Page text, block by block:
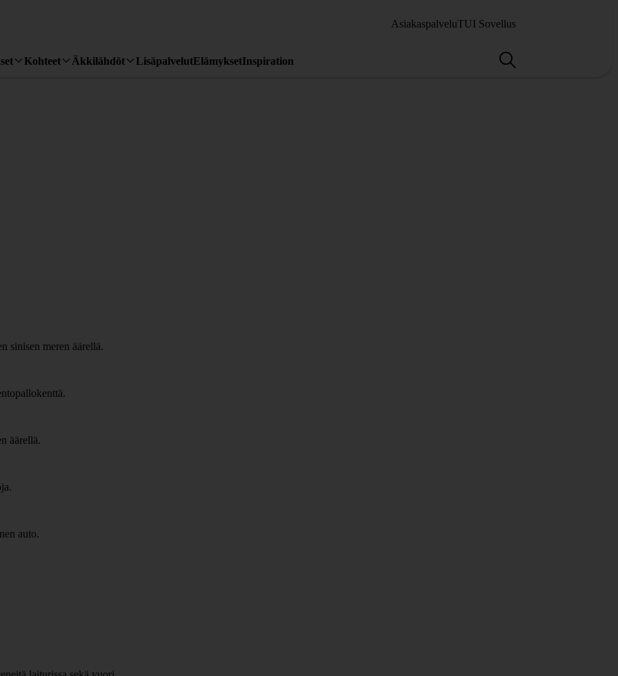
AsiakaspalveluTUI Sovellus
Kohteet Äkkilähdöt LisäpalvelutElämyksetInspiration